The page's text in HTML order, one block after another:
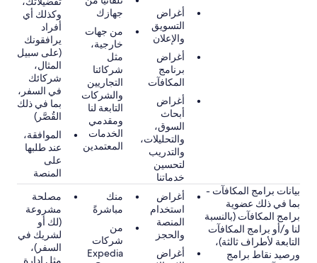
أغراض
التسويق
والإعلان
أغراض
برنامج
المكافآت
أغراض
أبحاث
السوق،
والتحليلات،
والتدريب
لتحسين
خدماتنا
جهازك
من جهات
خارجية،
مثل
شركائنا
التجاريين
والشركات
التابعة لنا
ومقدمي
الخدمات
المعتمدين
وكذلك أي
أفراد
يرافقونك
(على سبيل
المثال،
شركائك
في السفر،
بما في ذلك
القُصَّر)
الموافقة،
عند طلبها
على
المنصة
بيانات برامج المكافآت -
بما في ذلك عضوية
برامج المكافآت (بالنسبة
لنا و/أو برامج المكافآت
التابعة لأطراف ثالثة)،
ورصيد نقاط برامج
أغراض
استخدام
المنصة
والحجز
أغراض
منك
مباشرةً
من
شركات
Expedia
مصلحة
مشروعة
(لك أو
لشريك في
السفر)،
مثل إدارة